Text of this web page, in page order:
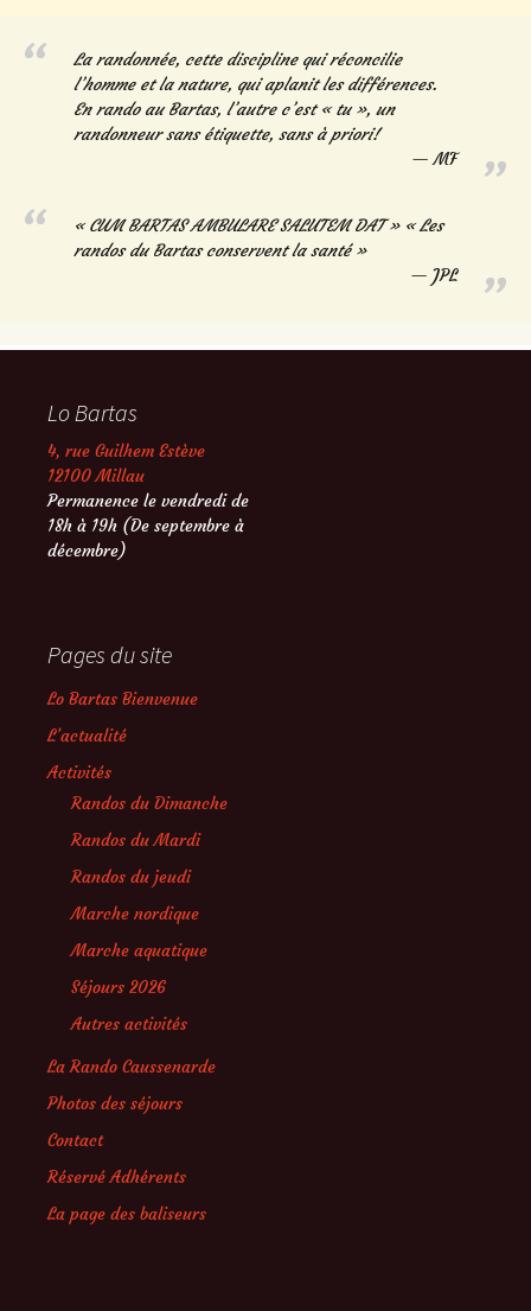
La randonnée, cette discipline qui réconcilie
l’homme et la nature, qui aplanit les différences.
En rando au Bartas, l’autre c’est « tu », un
randonneur sans étiquette, sans à priori!
MF
« CUM BARTAS AMBULARE SALUTEM DAT » « Les
randos du Bartas conservent la santé »
JPL
Lo Bartas
4, rue Guilhem Estève
12100 Millau
Permanence le vendredi de
18h à 19h (De septembre à
décembre)
Pages du site
Lo Bartas Bienvenue
L’actualité
Activités
Randos du Dimanche
Randos du Mardi
Randos du jeudi
Marche nordique
Marche aquatique
Séjours 2026
Autres activités
La Rando Caussenarde
Photos des séjours
Contact
Réservé Adhérents
La page des baliseurs